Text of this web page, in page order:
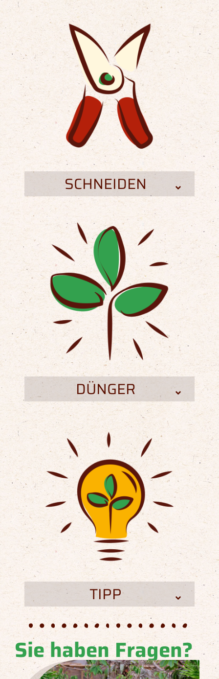
SCHNEIDEN
DÜNGER
TIPP
Sie haben Fragen?